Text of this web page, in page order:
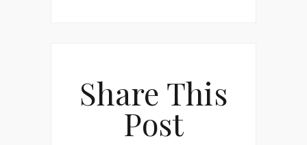
Share This
Post